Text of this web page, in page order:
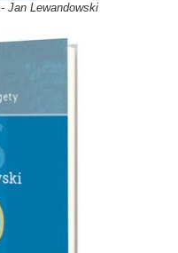
Jan Lewandowski